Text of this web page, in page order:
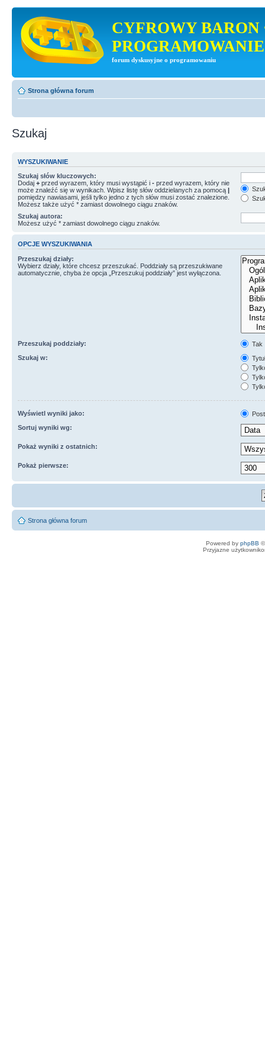
CYFROWY BARON
PROGRAMOWANIE
forum dyskusyjne o programowaniu
Strona główna forum
Szukaj
WYSZUKIWANIE
Szukaj słów kluczowych:
Dodaj + przed wyrazem, który musi wystąpić i - przed wyrazem, który nie
może znaleźć się w wynikach. Wpisz listę słów oddzielanych za pomocą |
pomiędzy nawiasami, jeśli tylko jedno z tych słów musi zostać znalezione.
Możesz także użyć * zamiast dowolnego ciągu znaków.
Szukaj autora:
Możesz użyć * zamiast dowolnego ciągu znaków.
OPCJE WYSZUKIWANIA
Przeszukaj działy:
Wybierz działy, które chcesz przeszukać. Poddziały są przeszukiwane
automatycznie, chyba że opcja „Przeszukuj poddziały” jest wyłączona.
Przeszukaj poddziały:
Tak
Szukaj w:
Wyświetl wyniki jako:
Sortuj wyniki wg:
Pokaż wyniki z ostatnich:
Pokaż pierwsze:
Strona główna forum
Powered by phpBB
Przyjazne